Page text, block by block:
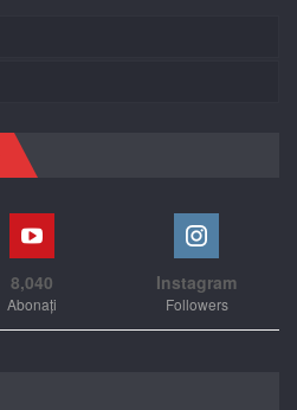
8,040
Abonați
Instagram
Followers